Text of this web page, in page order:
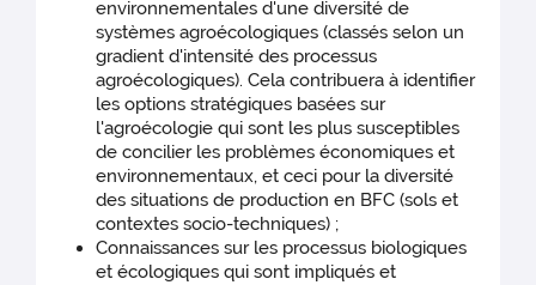
environnementales d'une diversité de
systèmes agroécologiques (classés selon un
gradient d'intensité des processus
agroécologiques). Cela contribuera à identifier
les options stratégiques basées sur
l'agroécologie qui sont les plus susceptibles
de concilier les problèmes économiques et
environnementaux, et ceci pour la diversité
des situations de production en BFC (sols et
contextes socio-techniques) ;
Connaissances sur les processus biologiques
et écologiques qui sont impliqués et